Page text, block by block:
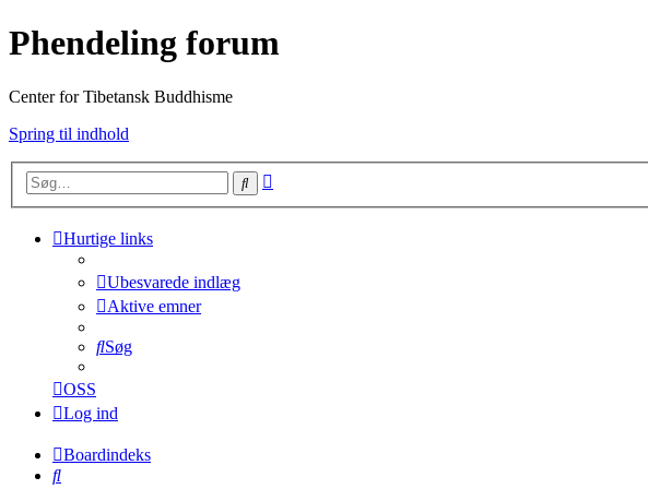
Phendeling forum
Center for Tibetansk Buddhisme
Spring til indhold
Søg
Hurtige links
Ubesvarede indlæg
Aktive emner
Søg
OSS
Log ind
Boardindeks
Søg